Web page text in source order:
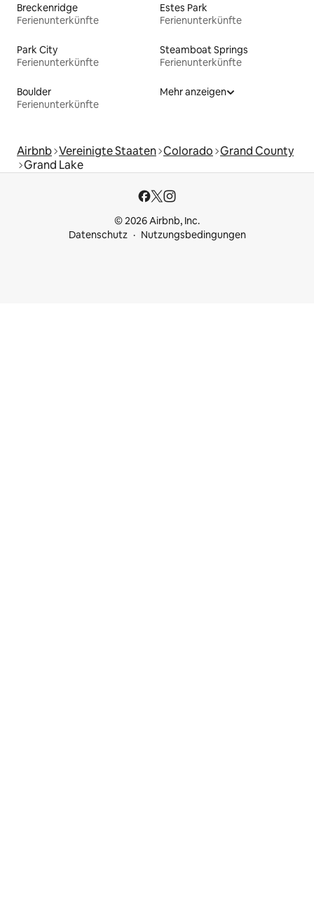
Breckenridge
Ferienunterkünfte
Estes Park
Ferienunterkünfte
Park City
Ferienunterkünfte
Steamboat Springs
Ferienunterkünfte
Boulder
Ferienunterkünfte
Mehr anzeigen
Airbnb Vereinigte Staaten Colorado Grand County
Grand Lake
© 2026 Airbnb, Inc.
Datenschutz
Nutzungsbedingungen